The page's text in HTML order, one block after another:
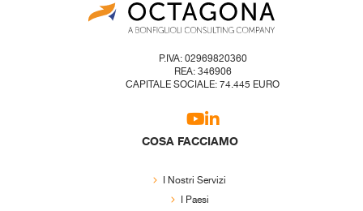
P.IVA: 02969820360
REA: 346906
CAPITALE SOCIALE: 74.445 EURO
COSA FACCIAMO
I Nostri Servizi
I Paesi